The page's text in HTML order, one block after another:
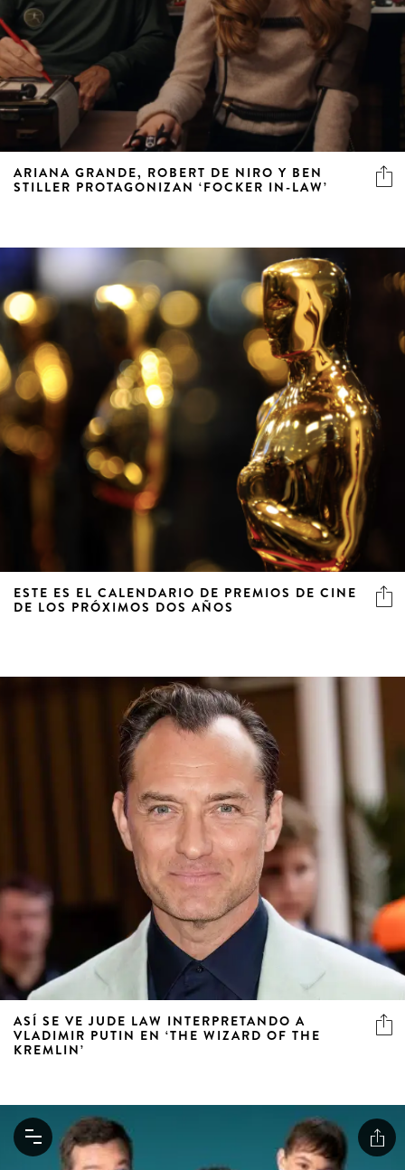
ARIANA GRANDE, ROBERT DE NIRO Y BEN
STILLER PROTAGONIZAN ‘FOCKER IN-LAW’
ESTE ES EL CALENDARIO DE PREMIOS DE CINE
DE LOS PRÓXIMOS DOS AÑOS
ASÍ SE VE JUDE LAW INTERPRETANDO A
VLADIMIR PUTIN EN ‘THE WIZARD OF THE
KREMLIN’